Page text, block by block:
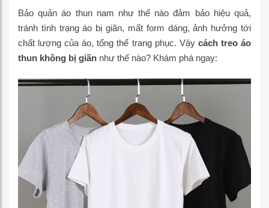
Bảo quản áo thun nam như thế nào đảm bảo hiệu quả,
tránh tình trạng áo bị giãn, mất form dáng, ảnh hưởng tới
chất lượng của áo, tổng thể trang phục. Vậy cách treo áo
thun không bị giãn như thế nào? Khám phá ngay: